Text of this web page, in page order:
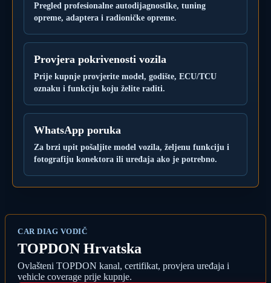
Pregled profesionalne autodijagnostike, tuning
opreme, adaptera i radioničke opreme.
Provjera pokrivenosti vozila
Prije kupnje provjerite model, godište, ECU/TCU
oznaku i funkciju koju želite raditi.
WhatsApp poruka
Za brzi upit pošaljite model vozila, željenu funkciju i
fotografiju konektora ili uređaja ako je potrebno.
CAR DIAG VODIČ
TOPDON Hrvatska
Ovlašteni TOPDON kanal, certifikat, provjera uređaja i
vehicle coverage prije kupnje.